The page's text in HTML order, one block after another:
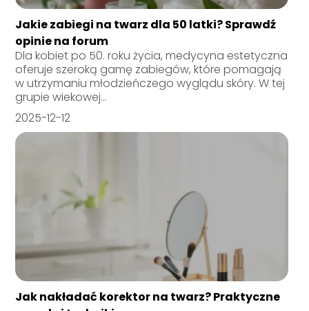
Jakie zabiegi na twarz dla 50 latki? Sprawdź
opinie na forum
Dla kobiet po 50. roku życia, medycyna estetyczna
oferuje szeroką gamę zabiegów, które pomagają
w utrzymaniu młodzieńczego wyglądu skóry. W tej
grupie wiekowej...
2025-12-12
Jak nakładać korektor na twarz? Praktyczne